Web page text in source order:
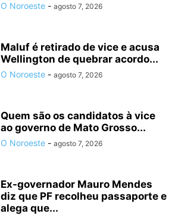
O Noroeste - agosto 7, 2026
Maluf é retirado de vice e acusa
Wellington de quebrar acordo...
O Noroeste - agosto 7, 2026
Quem são os candidatos à vice
ao governo de Mato Grosso...
O Noroeste - agosto 7, 2026
Ex-governador Mauro Mendes
diz que PF recolheu passaporte e
alega que...